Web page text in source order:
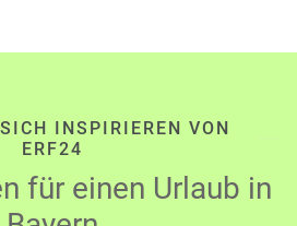
INSPIRIEREN VON
ERF24
für einen Urlaub in